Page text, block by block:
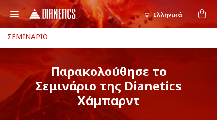
Ελληνικά
ΣΕΜΙΝΑΡΙΟ
Παρακολούθησε το
Σεμινάριο της Dianetics
Χάμπαρντ